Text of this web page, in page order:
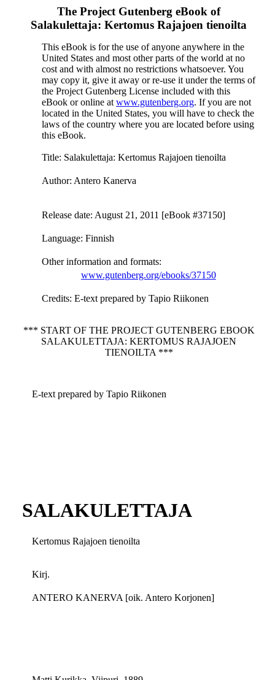
The Project Gutenberg eBook of
Salakulettaja: Kertomus Rajajoen tienoilta
This eBook is for the use of anyone anywhere in the
United States and most other parts of the world at no
cost and with almost no restrictions whatsoever. You
may copy it, give it away or re-use it under the terms of
the Project Gutenberg License included with this
eBook or online at www.gutenberg.org. If you are not
located in the United States, you will have to check the
laws of the country where you are located before using
this eBook.
Title: Salakulettaja: Kertomus Rajajoen tienoilta
Author: Antero Kanerva
Release date: August 21, 2011 [eBook #37150]
Language: Finnish
Other information and formats:
www.gutenberg.org/ebooks/37150
Credits: E-text prepared by Tapio Riikonen
*** START OF THE PROJECT GUTENBERG EBOOK
SALAKULETTAJA: KERTOMUS RAJAJOEN
TIENOILTA ***
E-text prepared by Tapio Riikonen
SALAKULETTAJA
Kertomus Rajajoen tienoilta
Kirj.
ANTERO KANERVA [oik. Antero Korjonen]